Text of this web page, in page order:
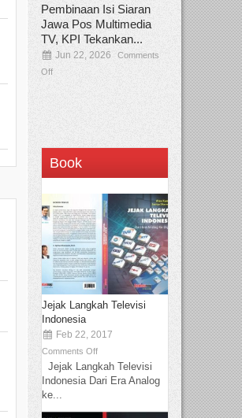
Pembinaan Isi Siaran
Jawa Pos Multimedia
TV, KPI Tekankan...
Jun 22, 2026
Comments
Off
Book
Jejak Langkah Televisi
Indonesia
Feb 22, 2017
Comments Off
Jejak Langkah Televisi
Indonesia Dari Era Analog
ke...